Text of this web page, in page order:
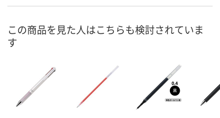
8月7日（金）
この商品を見た人はこちらも検討されていま
す